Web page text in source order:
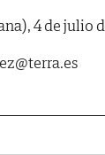
4 de julio